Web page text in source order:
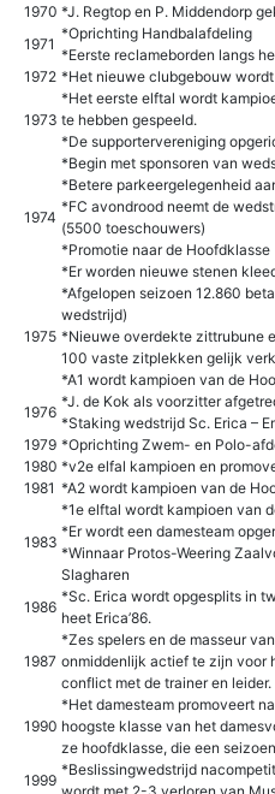
1970 *J. Regtop en P. Middendorp
1971
*Oprichting Handbalafdeling
*Eerste reclameborden langs
1972 *Het nieuwe clubgebouw
1973
*Het eerste elftal wordt
te hebben gespeeld.
*De supportervereniging
1974
*Begin met sponsoren van
*Betere parkeergelegenheid
*FC avondrood neemt de
(5500 toeschouwers)
*Promotie naar de Hoofdklasse
*Er worden nieuwe stenen
1975
*Afgelopen seizoen 12.860
wedstrijd)
*Nieuwe overdekte zittrubune
100 vaste zitplekken gelijk
*A1 wordt kampioen van de
1976
*J. de Kok als voorzitter
*Staking wedstrijd Sc. Erica –
1979 *Oprichting Zwem- en Polo-
1980 *v2e elfal kampioen en
1981 *A2 wordt kampioen van de
1983
*1e elftal wordt kampioen van
*Er wordt een damesteam
*Winnaar Protos-Weering
Slagharen
1986
*Sc. Erica wordt opgesplits in
heet Erica’86.
1987
*Zes spelers en de masseur
onmiddenlijk actief te zijn voor
conflict met de trainer en leider.
1990
*Het damesteam promoveert
hoogste klasse van het
ze hoofdklasse, die een
1999
*Beslissingwedstrijd